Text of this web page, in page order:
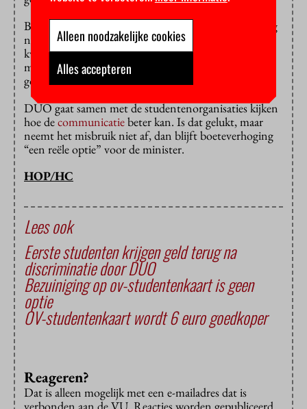
Bussemaker heeft daarom besloten de boete voorlopig
niet te verhogen. “De goeden mogen niet onder de
kwaden lijden”, laat ze weten. “De overgrote
meerderheid van de net afgestudeerden handelt te
goeder trouw, en is hooguit wat laks.”
DUO gaat samen met de studentenorganisaties kijken
hoe decommunicatiebeter kan. Is dat gelukt, maar
neemt het misbruik niet af, dan blijft boeteverhoging
“een reële optie” voor de minister.
HOP/HC
Lees ook
Eerste studenten krijgen geld terug na
discriminatie door DUO
Bezuiniging op ov-studentenkaart is geen
optie
OV-studentenkaart wordt 6 euro goedkoper
Reageren?
Dat is alleen mogelijk met een e-mailadres dat is
Alleen noodzakelijke cookies
Alles accepteren